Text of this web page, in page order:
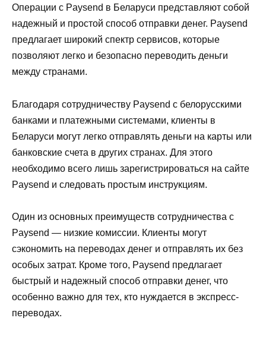
Операции с Paysend в Беларуси представляют собой
надежный и простой способ отправки денег. Paysend
предлагает широкий спектр сервисов, которые
позволяют легко и безопасно переводить деньги
между странами.
Благодаря сотрудничеству Paysend с белорусскими
банками и платежными системами, клиенты в
Беларуси могут легко отправлять деньги на карты или
банковские счета в других странах. Для этого
необходимо всего лишь зарегистрироваться на сайте
Paysend и следовать простым инструкциям.
Один из основных преимуществ сотрудничества с
Paysend — низкие комиссии. Клиенты могут
сэкономить на переводах денег и отправлять их без
особых затрат. Кроме того, Paysend предлагает
быстрый и надежный способ отправки денег, что
особенно важно для тех, кто нуждается в экспресс-
переводах.